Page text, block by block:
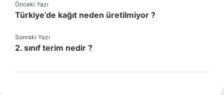
Önceki Yazı
Türkiye’de kağıt neden üretilmiyor ?
Sonraki Yazı
2. sınıf terim nedir ?